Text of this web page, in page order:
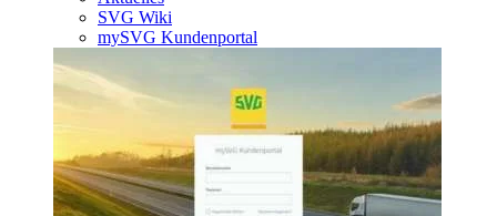
SVG Wiki
mySVG Kundenportal